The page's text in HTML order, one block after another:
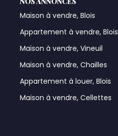
Maison à vendre, Blois
Appartement à vendre, Blois
Maison à vendre, Vineuil
Maison à vendre, Chailles
Appartement à louer, Blois
Maison à vendre, Cellettes